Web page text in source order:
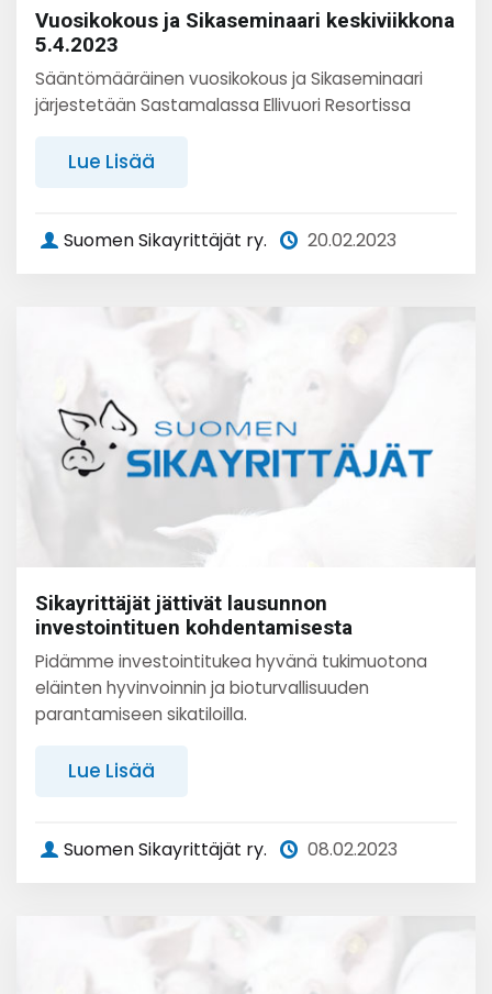
Vuosikokous ja Sikaseminaari keskiviikkona
5.4.2023
Sääntömääräinen vuosikokous ja Sikaseminaari
järjestetään Sastamalassa Ellivuori Resortissa
Lue Lisää
Suomen Sikayrittäjät ry. 20.02.2023
Sikayrittäjät jättivät lausunnon
investointituen kohdentamisesta
Pidämme investointitukea hyvänä tukimuotona
eläinten hyvinvoinnin ja bioturvallisuuden
parantamiseen sikatiloilla.
Lue Lisää
Suomen Sikayrittäjät ry. 08.02.2023